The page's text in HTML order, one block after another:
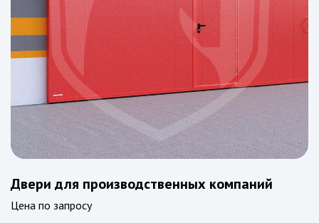
Двери для производственных компаний
Цена по запросу